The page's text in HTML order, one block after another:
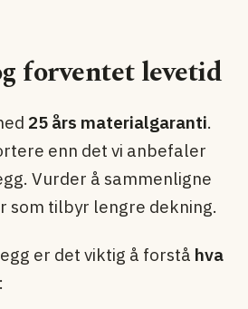
forventet levetid
25 års materialgaranti.
enn det vi anbefaler
Vurder å sammenligne
som tilbyr lengre dekning.
er det viktig å forstå hva